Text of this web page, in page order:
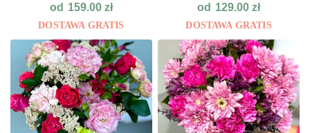
od 159.00 zł
DOSTAWA GRATIS
od 129.00zł
DOSTAWA GRATIS